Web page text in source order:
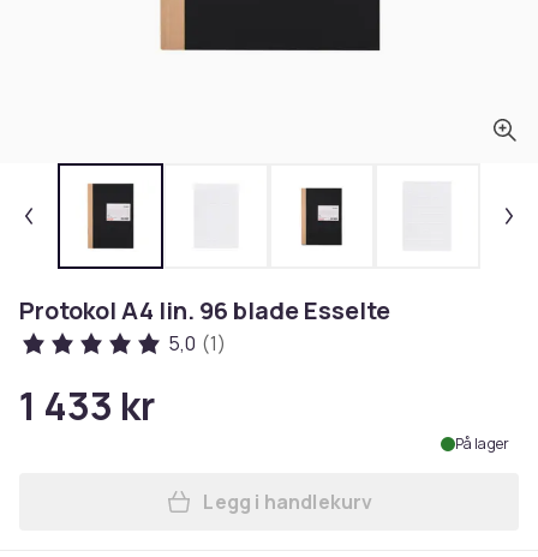
Protokol A4 lin. 96 blade Esselte
5,0 (1)
1 433 kr
På lager
Legg Protokol A4 lin. 96
Legg i handlekurv